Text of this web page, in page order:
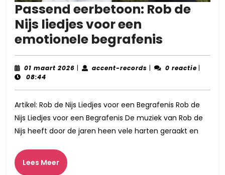
Passend eerbetoon: Rob de
Nijs liedjes voor een
emotionele begrafenis
Rob
Nijs
liedjes
voor
01 maart 2026 01
accent-records accent-0 reactie
08:44
Artikel: Rob de Nijs Liedjes voor een Begrafenis Rob de
Nijs Liedjes voor een Begrafenis De muziek van Rob de
Nijs heeft door de jaren heen vele harten geraakt en
Lees MeerLees
Meer